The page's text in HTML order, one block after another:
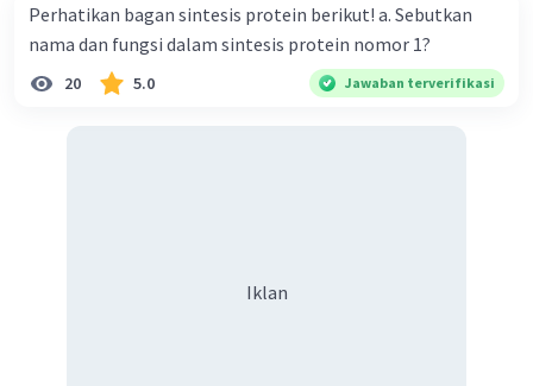
Perhatikan bagan sintesis protein berikut! a. Sebutkan
nama dan fungsi dalam sintesis protein nomor 1?
20 5.0 Jawaban terverifikasi
Iklan